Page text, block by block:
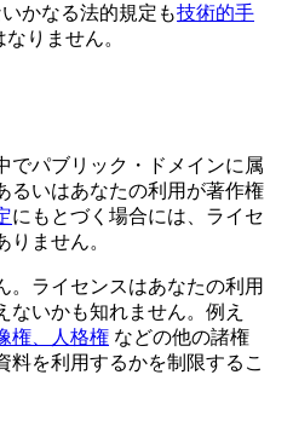
かなる法的規定も技術的手
りません。
でパブリック・ドメインに属
るいはあなたの利用が著作権
にもとづく場合には、ライセ
りません。
。ライセンスはあなたの利用
ないかも知れません。例え
権、人格権 などの他の諸権
料を利用するかを制限するこ